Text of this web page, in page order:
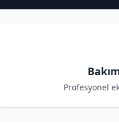
Profesyonel